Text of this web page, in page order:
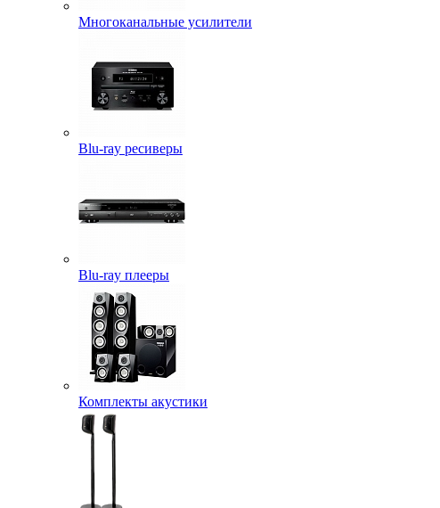
Многоканальные усилители
Blu-ray ресиверы
Blu-ray плееры
Комплекты акустики